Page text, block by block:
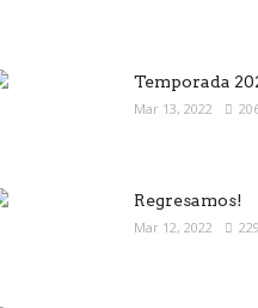
Temporada
Mar 13, 2022
Regresamos!
Mar 12, 2022